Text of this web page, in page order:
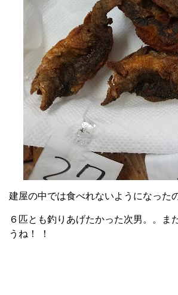
建屋の中では食べれないようになった
６匹とも釣りあげたかった次男。。ま
うね！ ！